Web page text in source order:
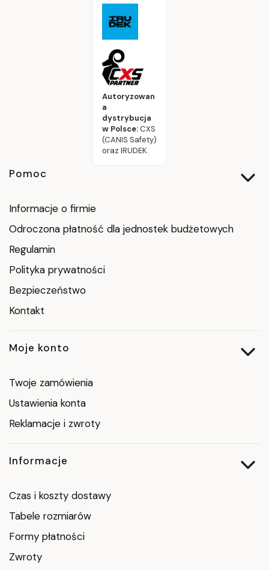
Autoryzowan
a
dystrybucja
w Polsce:CXS
(CANIS Safety)
oraz IRUDEK.
Linki w stopce
Pomoc
Informacje o firmie
Odroczona płatność dla jednostek budżetowych
Regulamin
Polityka prywatności
Bezpieczeństwo
Kontakt
Moje konto
Twoje zamówienia
Ustawienia konta
Reklamacje i zwroty
Informacje
Czas i koszty dostawy
Tabele rozmiarów
Formy płatności
Zwroty